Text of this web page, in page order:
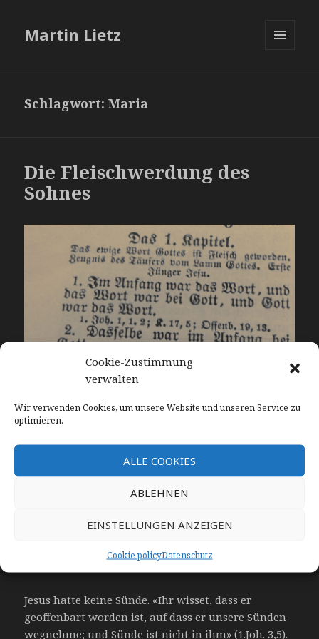
Cookie-Zustimmung
verwalten
Wir verwenden Cookies, um unsere Website und unseren Service zu
optimieren.
ALLE COOKIES
ABLEHNEN
EINSTELLUNGEN ANZEIGEN
Cookie policyDatenschutz
Martin Lietz
Schlagwort:Maria
Die Fleischwerdung des
Sohnes
Foto: Martin Lietz // Aus: Die Heilige Schrift nach der Übersetzung
Dr. Martin Luthers // Württembergische Bibelanstalt Stuttgart,
Sohnes
Jesus hatte keine Sünde. «Ihr wisset, dass er
geoffenbart worden ist, auf dass er unsere Sünden
wegnehme; und Sünde ist nicht in ihm» (1.Joh. 3,5).